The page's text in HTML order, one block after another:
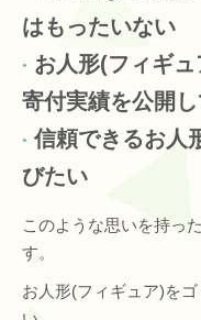
はもったいない
お人形(フィギ
寄付実績を公開
信頼できるお人
びたい
このような思いを持っ
す。
お人形(フィギュア)を